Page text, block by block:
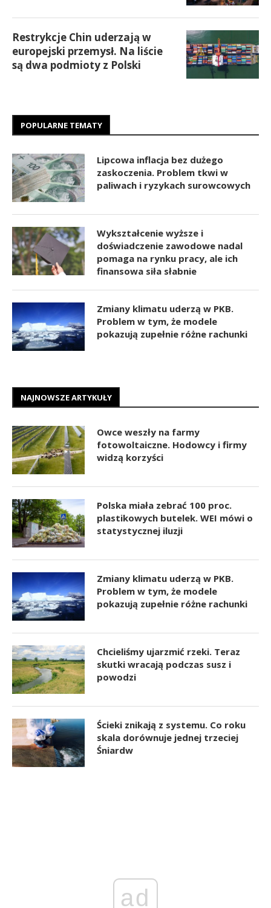
Restrykcje Chin uderzają w
europejski przemysł. Na liście
są dwa podmioty z Polski
POPULARNE TEMATY
Lipcowa inflacja bez dużego
zaskoczenia. Problem tkwi w
paliwach i ryzykach surowcowych
Wykształcenie wyższe i
doświadczenie zawodowe nadal
pomaga na rynku pracy, ale ich
finansowa siła słabnie
Zmiany klimatu uderzą w PKB.
Problem w tym, że modele
pokazują zupełnie różne rachunki
NAJNOWSZE ARTYKUŁY
Owce weszły na farmy
fotowoltaiczne. Hodowcy i firmy
widzą korzyści
Polska miała zebrać 100 proc.
plastikowych butelek. WEI mówi o
statystycznej iluzji
Zmiany klimatu uderzą w PKB.
Problem w tym, że modele
pokazują zupełnie różne rachunki
Chcieliśmy ujarzmić rzeki. Teraz
skutki wracają podczas susz i
powodzi
Ścieki znikają z systemu. Co roku
skala dorównuje jednej trzeciej
Śniardw
ad